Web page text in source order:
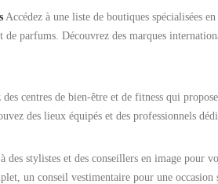
Accédez à une liste de boutiques spécialisées
de parfums. Découvrez des marques
des centres de bien-être et de fitness qui
des lieux équipés et des professionnels
des stylistes et des conseillers en image pour
un conseil vestimentaire pour une